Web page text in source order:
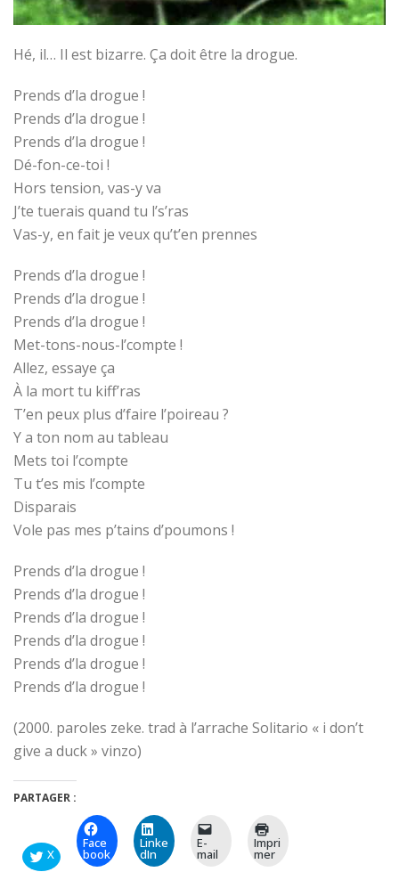
Hé, il… Il est bizarre. Ça doit être la drogue.
Prends d’la drogue !
Prends d’la drogue !
Prends d’la drogue !
Dé-fon-ce-toi !
Hors tension, vas-y va
J’te tuerais quand tu l’s’ras
Vas-y, en fait je veux qu’t’en prennes
Prends d’la drogue !
Prends d’la drogue !
Prends d’la drogue !
Met-tons-nous-l’compte !
Allez, essaye ça
À la mort tu kiff’ras
T’en peux plus d’faire l’poireau ?
Y a ton nom au tableau
Mets toi l’compte
Tu t’es mis l’compte
Disparais
Vole pas mes p’tains d’poumons !
Prends d’la drogue !
Prends d’la drogue !
Prends d’la drogue !
Prends d’la drogue !
Prends d’la drogue !
Prends d’la drogue !
(2000. paroles zeke. trad à l’arrache Solitario « i don’t
give a duck » vinzo)
PARTAGER :
X
Face
book
Linke
dIn
E-
mail
Impri
mer